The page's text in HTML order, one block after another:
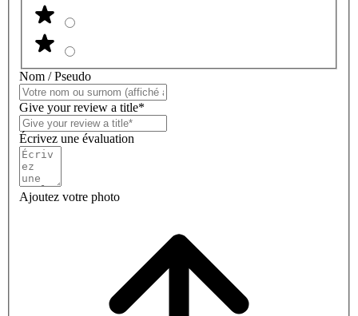
Nom / Pseudo
Give your review a title*
Écrivez une évaluation
Ajoutez votre photo